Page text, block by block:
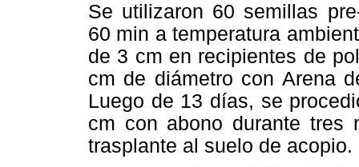
Se utilizaron 60 semillas
60 min a temperatura
de 3 cm en recipientes de
cm de diámetro con Arena
Luego de 13 días, se
cm con abono durante tres
trasplante al suelo de acopio.